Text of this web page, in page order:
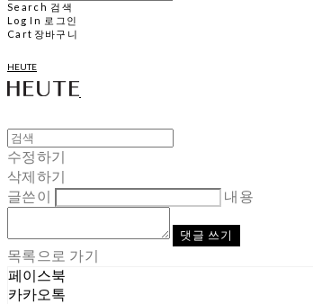
Search 검색
Log In 로그인
Cart 장바구니
HEUTE
수정하기
삭제하기
글쓴이
내용
댓글 쓰기
목록으로 가기
페이스북
카카오톡